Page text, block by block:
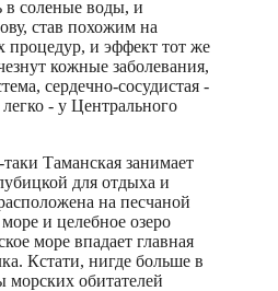
в соленые воды, и
став похожим на
процедур, и эффект тот же
кожные заболевания,
сердечно-сосудистая -
- у Центрального
Таманская занимает
для отдыха и
на песчаной
и целебное озеро
море впадает главная
Кстати, нигде больше в
морских обитателей